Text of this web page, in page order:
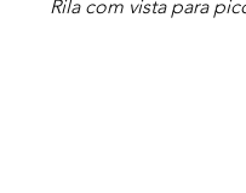
Rila com vista para